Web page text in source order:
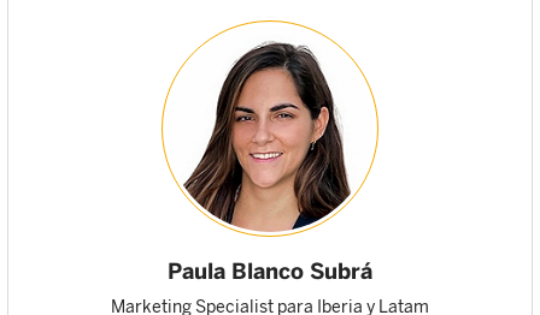
Paula Blanco Subrá
Marketing Specialist para Iberia y Latam